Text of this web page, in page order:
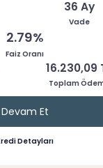
36 Ay
Vade
2.79%
Faiz Oranı
16.230,09
Toplam
Devam Et
Detayları